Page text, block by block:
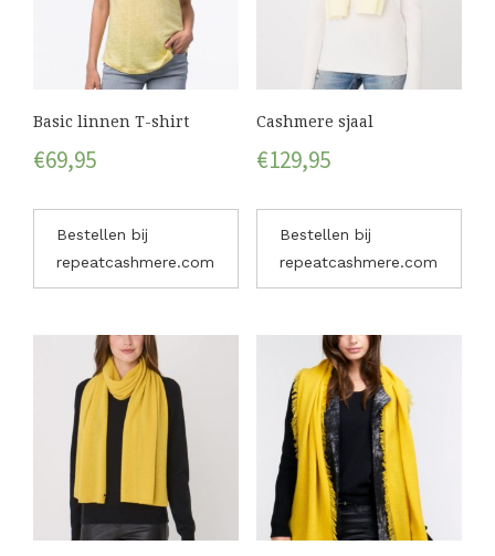
Basic linnen T-shirt
€69,95
Bestellen bij
repeatcashmere.com
Cashmere sjaal
€129,95
Bestellen bij
repeatcashmere.com